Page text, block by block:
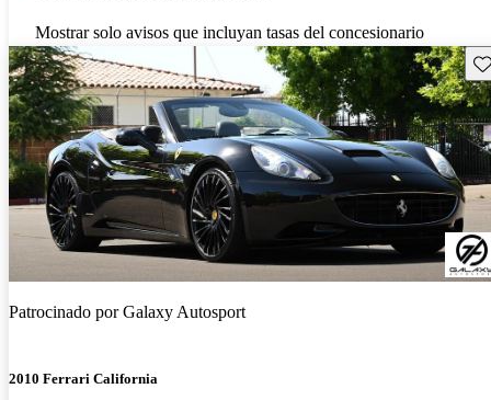
Mostrar solo avisos que incluyan tasas del concesionario
Patrocinado porGalaxy Autosport
2010 Ferrari California